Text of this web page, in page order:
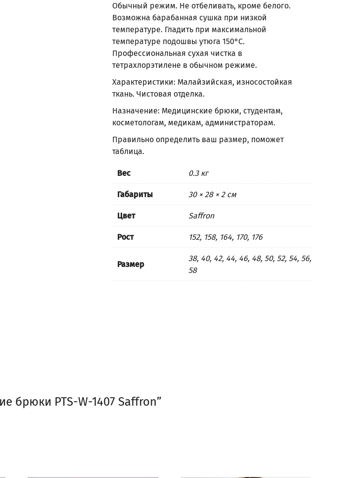
Обычный режим. Не отбеливать, кроме белого.
Возможна барабанная сушка при низкой
температуре. Гладить при максимальной
температуре подошвы утюга 150°С.
Профессиональная сухая чистка в
тетрахлорэтилене в обычном режиме.
Характеристики: Малайзийская, износостойкая
ткань. Чистовая отделка.
Назначение: Медицинские брюки, студентам,
косметологам, медикам, администраторам.
Правильно определить ваш размер, поможет
таблица.
Вес 0.3 кг
Габариты 30 × 28 × 2 см
Цвет Saffron
Рост 152, 158, 164, 170, 176
Размер
38, 40, 42, 44, 46, 48, 50, 52, 54, 56,
58
брюки PTS-W-1407 Saffron”